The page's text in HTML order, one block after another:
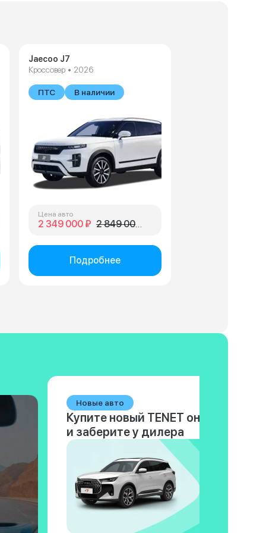
Jaecoo J7
Кроссовер • 2026
ПТС В наличии
Цена авто
2 349 000 ₽ 2 849 000 ₽
Подробнее
Новые авто
Купите новый TENET онлайн
и заберите у дилера